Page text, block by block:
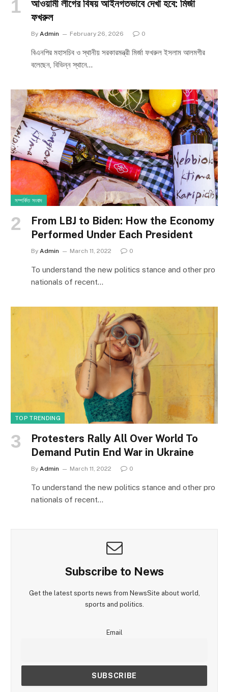
আওয়ামী লীগের বিষয় আইনগতভাবে দেখা হবে: মির্জা
ফখরুল
By Admin February 26, 2026 0
বিএনপির মহাসচিব ও স্থানীয় সরকারমন্ত্রী মির্জা ফখরুল ইসলাম আলমগীর
বলেছেন, বিভিন্ন স্থানে…
সম্পর্কিত সংবাদ
From LBJ to Biden: How the Economy
Performed Under Each President
By Admin March 11, 2022 0
To understand the new politics stance and other pro
nationals of recent…
TOP TRENDING
Protesters Rally All Over World To
Demand Putin End War in Ukraine
By Admin March 11, 2022 0
To understand the new politics stance and other pro
nationals of recent…
Subscribe to News
Get the latest sports news from NewsSite about world,
sports and politics.
Email